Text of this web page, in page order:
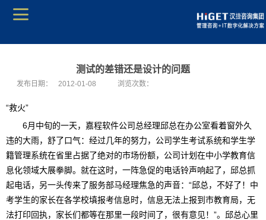
测试的差错还是设计的问题
发布日期： 2012-01-08 浏览次数：
“救火”
6月中旬的一天，嘉程软件公司总经理邱总在办公室看着窗外久
违的大雨，舒了口气：经过几年的努力，公司学生考试系统和学生学
籍管理系统在省里占据了绝对的市场份额，公司计划在中小学教育信
息化领域大展拳脚。就在这时，一阵急促的电话铃声响起了，邱总抓
起电话，另一头传来了服务部马经理焦急的声音：“邱总，不好了！中
考学生的家长在各学校填报考信息时，信息无法上报到市教育局，无
法打印回执，家长们都等在那里一段时间了，很有意见！”。邱总心里